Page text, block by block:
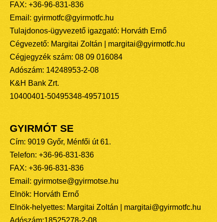
FAX: +36-96-831-836
Email: gyirmotfc@gyirmotfc.hu
Tulajdonos-ügyvezető igazgató: Horváth Ernő
Cégvezető: Margitai Zoltán | margitai@gyirmotfc.hu
Cégjegyzék szám: 08 09 016084
Adószám: 14248953-2-08
K&H Bank Zrt.
10400401-50495348-49571015
GYIRMÓT SE
Cím: 9019 Győr, Ménfői út 61.
Telefon: +36-96-831-836
FAX: +36-96-831-836
Email: gyirmotse@gyirmotse.hu
Elnök: Horváth Ernő
Elnök-helyettes: Margitai Zoltán | margitai@gyirmotfc.hu